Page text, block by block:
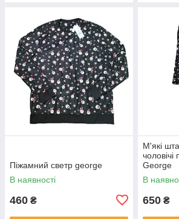
Піжамний светр george
В наявності
460 ₴
М'які
чоловічі
George
В
650 ₴